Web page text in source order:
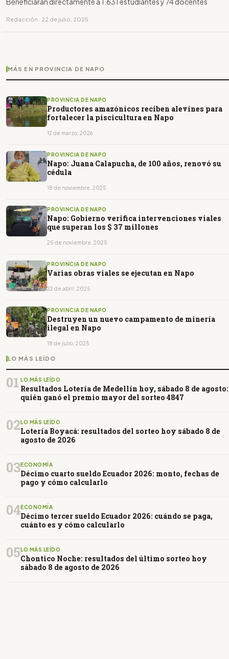
Redacción · 22 de julio, 2025
MÁS EN PROVINCIA DE NAPO
PROVINCIA DE NAPO
Productores amazónicos reciben alevines para
fortalecer la piscicultura en Napo
12 de marzo, 2026
PROVINCIA DE NAPO
Napo: Juana Calapucha, de 100 años, renovó su
cédula
18 de noviembre, 2025
PROVINCIA DE NAPO
Napo: Gobierno verifica intervenciones viales
que superan los $ 37 millones
25 de noviembre, 2025
PROVINCIA DE NAPO
Varias obras viales se ejecutan en Napo
22 de abril, 2025
PROVINCIA DE NAPO
Destruyen un nuevo campamento de minería
ilegal en Napo
18 de julio, 2025
LO MÁS LEÍDO
01 LO MÁS LEÍDO
Resultados Lotería de Medellín hoy, sábado 8 de agosto:
quién ganó el premio mayor del sorteo 4847
02 LO MÁS LEÍDO
Lotería Boyacá: resultados del sorteo hoy sábado 8 de
agosto de 2026
03ECONOMÍA
Décimo cuarto sueldo Ecuador 2026: monto, fechas de
pago y cómo calcularlo
04ECONOMÍA
Décimo tercer sueldo Ecuador 2026: cuándo se paga,
cuánto es y cómo calcularlo
05 LO MÁS LEÍDO
Chontico Noche: resultados del último sorteo hoy
sábado 8 de agosto de 2026